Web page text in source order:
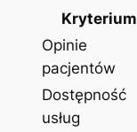
Kryterium
Opinie
pacjentów
Dostępność
usług